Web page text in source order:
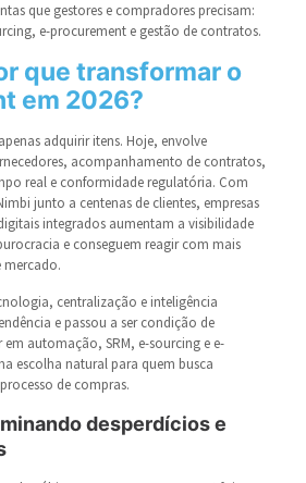
que gestores e compradores precisam:
e-procurement e gestão de contratos.
que transformar o
em 2026?
adquirir itens. Hoje, envolve
acompanhamento de contratos,
real e conformidade regulatória. Com
junto a centenas de clientes, empresas
integrados aumentam a visibilidade
e conseguem reagir com mais
mercado.
centralização e inteligência
e passou a ser condição de
automação, SRM, e-sourcing e e-
escolha natural para quem busca
de compras.
desperdícios e